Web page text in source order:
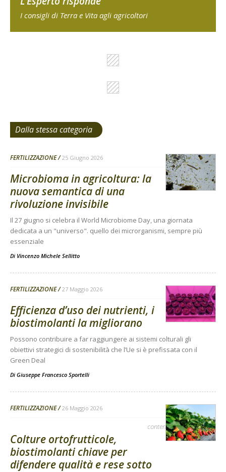
I consigli di Terra e Vita agli agricoltori
Dalla stessa categoria
FERTILIZZAZIONE 25 Giugno 2026
Microbioma in agricoltura: la
nuova semantica di una
rivoluzione invisibile
Il 27 giugno si celebra il World Microbiome Day, una giornata
dedicata a un "universo". quello dei microrganismi, sempre più
essenziale
Di Vincenzo Michele Sellitto
FERTILIZZAZIONE 27 Maggio 2026
Efficienza d’uso dei nutrienti, i
biostimolanti la migliorano
Possono contribuire a far raggiungere ai sistemi colturali gli
obiettivi strategici di sostenibilità che l’Ue si è prefissata con il
Green Deal
Di Giuseppe Francesco Sportelli
FERTILIZZAZIONE 26 Maggio 2026
contenuto sponsorizzato
Colture ortofrutticole,
biostimolanti chiave per
difendere qualità e rese sotto